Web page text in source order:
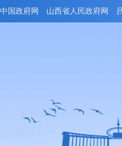
中国政府网 山西省人民政府网